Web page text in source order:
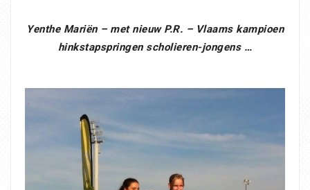
Yenthe Mariën – met nieuw P.R. – Vlaams kampioen
hinkstapspringen scholieren-jongens …